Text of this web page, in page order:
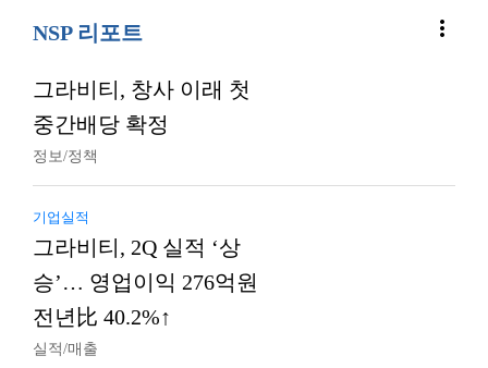
NSP 리포트 more_vert
그라비티, 창사 이래 첫
중간배당 확정
정보/정책
기업실적
그라비티, 2Q 실적 ‘상
승’… 영업이익 276억원
전년比 40.2%↑
실적/매출